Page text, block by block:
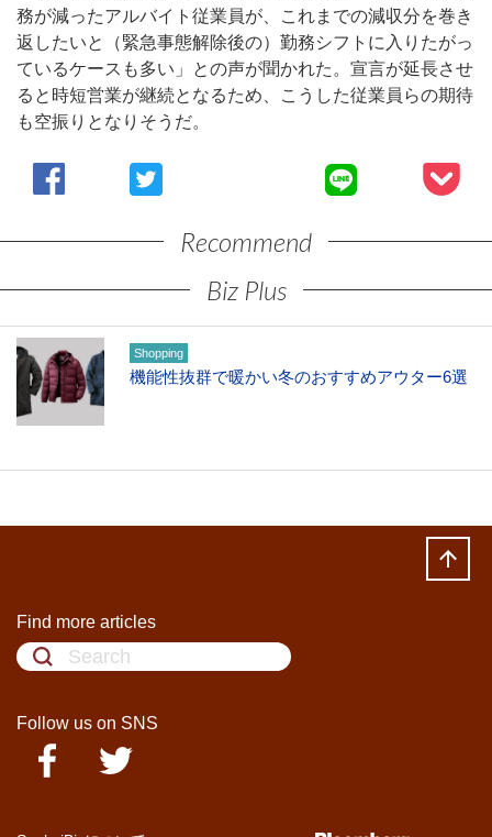
務が減ったアルバイト従業員が、これまでの減収分を巻き
返したいと（緊急事態解除後の）勤務シフトに入りたがっ
ているケースも多い」との声が聞かれた。宣言が延長させ
ると時短営業が継続となるため、こうした従業員らの期待
も空振りとなりそうだ。
Recommend
Biz Plus
Shopping
機能性抜群で暖かい冬のおすすめアウター6選
Find more articles
Follow us on SNS